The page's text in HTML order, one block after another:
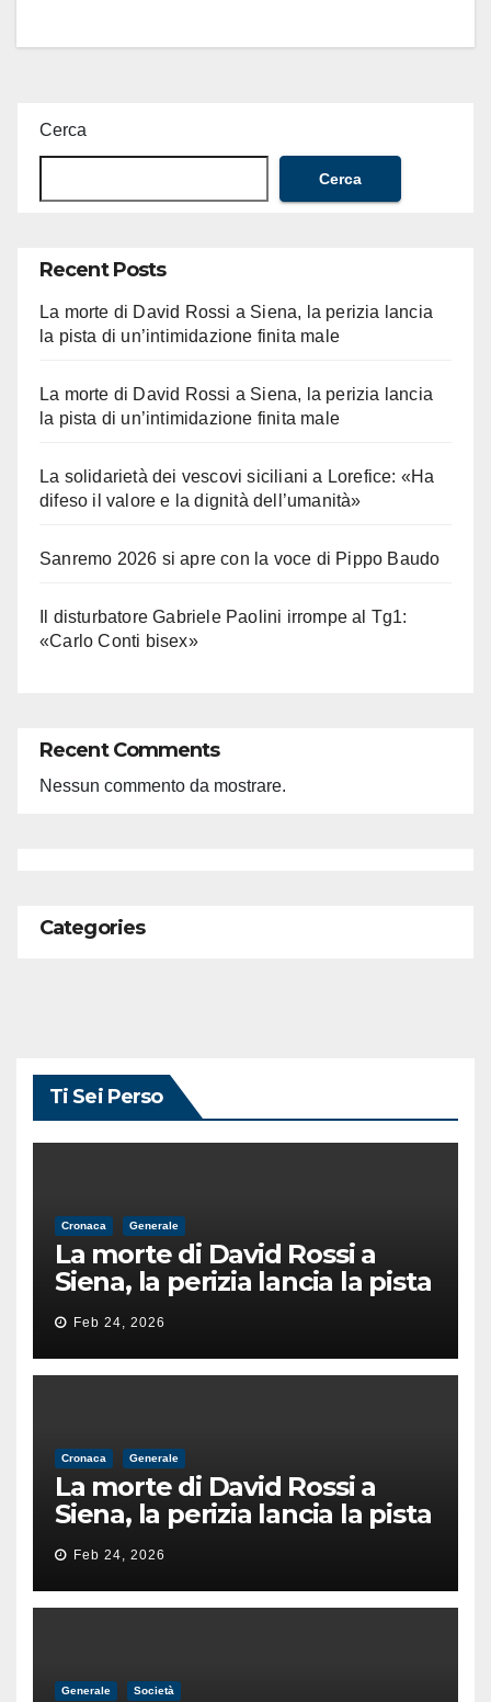
Cerca
Cerca
Recent Posts
La morte di David Rossi a Siena, la perizia lancia
la pista di un’intimidazione finita male
La morte di David Rossi a Siena, la perizia lancia
la pista di un’intimidazione finita male
La solidarietà dei vescovi siciliani a Lorefice: «Ha
difeso il valore e la dignità dell’umanità»
Sanremo 2026 si apre con la voce di Pippo Baudo
Il disturbatore Gabriele Paolini irrompe al Tg1:
«Carlo Conti bisex»
Recent Comments
Nessun commento da mostrare.
Categories
Ti Sei Perso
Cronaca Generale
La morte di David Rossi a
Siena, la perizia lancia la pista
di un’intimidazione finita
male
Feb 24, 2026
Cronaca Generale
La morte di David Rossi a
Siena, la perizia lancia la pista
di un’intimidazione finita
male
Feb 24, 2026
Generale Società